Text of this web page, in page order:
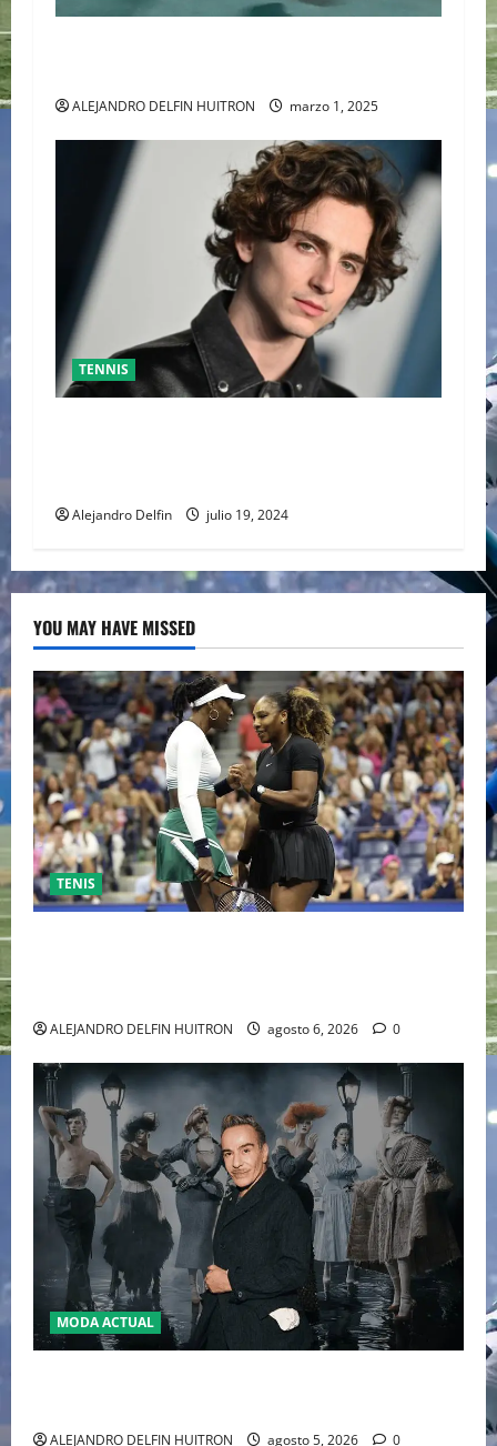
ALEJANDRO DELFIN HUITRON marzo 1, 2025
TENNIS
Alejandro Delfin julio 19, 2024
YOU MAY HAVE MISSED
TENIS
ALEJANDRO DELFIN HUITRON agosto 6, 2026 0
MODA ACTUAL
ALEJANDRO DELFIN HUITRON agosto 5, 2026 0